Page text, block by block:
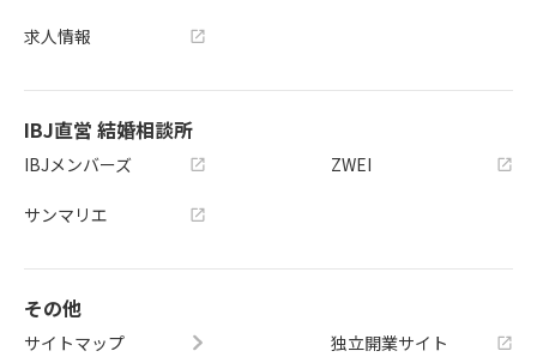
求人情報
IBJ直営 結婚相談所
IBJメンバーズ
サンマリエ
ZWEI
その他
サイトマップ
独立開業サイト